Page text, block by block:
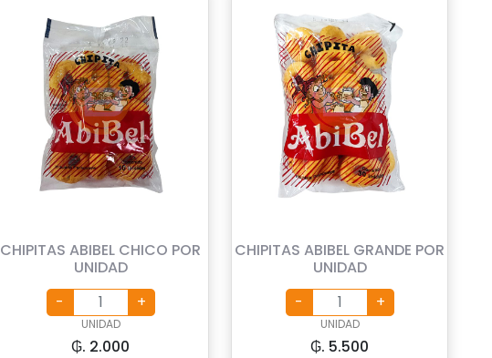
CHIPITAS ABIBEL CHICO POR
UNIDAD
UNIDAD
₲. 2.000
CHIPITAS ABIBEL GRANDE POR
UNIDAD
UNIDAD
₲. 5.500